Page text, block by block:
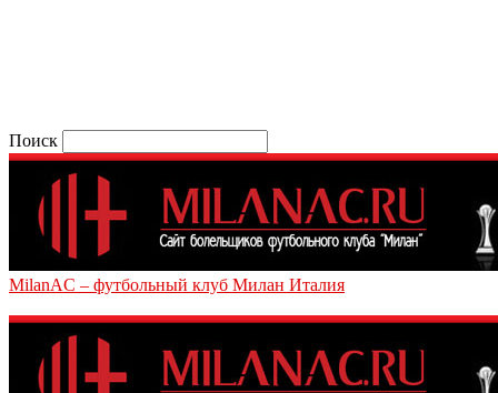
Поиск
MilanAC – футбольный клуб Милан Италия